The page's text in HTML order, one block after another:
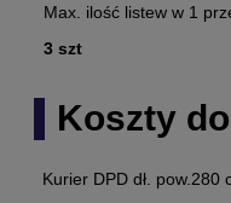
Max. ilość listew w 1
3 szt
Koszty
Cena nie zawiera
Kurier DPD dł. pow.280